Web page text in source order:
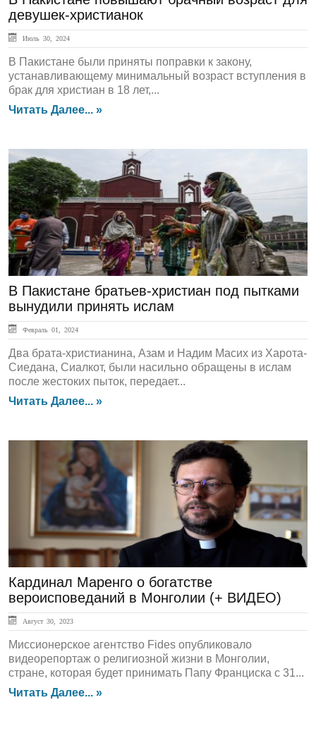
девушек-христианок
Июль 30, 2024
В Пакистане были приняты поправки к закону,
устанавливающему минимальный возраст вступления в
брак для христиан в 18 лет,...
Читать Далее... »
ЛЕНТА НОВОСТЕЙ
В Пакистане братьев-христиан под пытками
вынудили принять ислам
Февраль 01, 2024
Два брата-христианина, Азам и Надим Масих из Харота-
Сиедана, Сиалкот, были насильно обращены в ислам
после жестоких пыток, передает...
Читать Далее... »
ЛЕНТА НОВОСТЕЙ
Кардинал Маренго о богатстве
вероисповеданий в Монголии (+ ВИДЕО)
Август 30, 2023
Миссионерское агентство Fides опубликовало
видеорепортаж о религиозной жизни в Монголии,
стране, которая будет принимать Папу Франциска с 31...
Читать Далее... »